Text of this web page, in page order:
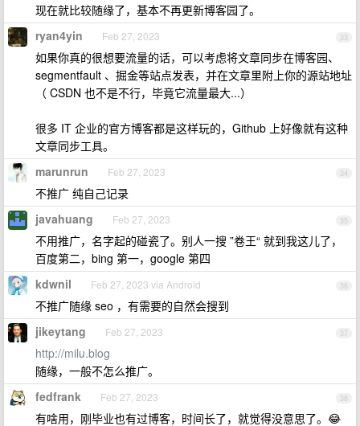
现在就比较随缘了，基本不再更新博客园了。
33
ryan4yin Feb 27, 2023
如果你真的很想要流量的话，可以考虑将文章同步在博客园、
segmentfault 、掘金等站点发表，并在文章里附上你的源站地址
（ CSDN 也不是不行，毕竟它流量最大...）
很多 IT 企业的官方博客都是这样玩的，Github 上好像就有这种
文章同步工具。
34
marunrun Feb 27, 2023
不推广 纯自己记录
35
javahuang Feb 27, 2023
不用推广，名字起的碰瓷了。别人一搜 ”卷王“ 就到我这儿了，
百度第二，bing 第一，google 第四
36
kdwnil Feb 27, 2023 via Android
不推广随缘 seo ，有需要的自然会搜到
37
jikeytang Feb 27, 2023
http://milu.blog
随缘，一般不怎么推广。
38
fedfrank Feb 27, 2023
有啥用，刚毕业也有过博客，时间长了，就觉得没意思了。😂